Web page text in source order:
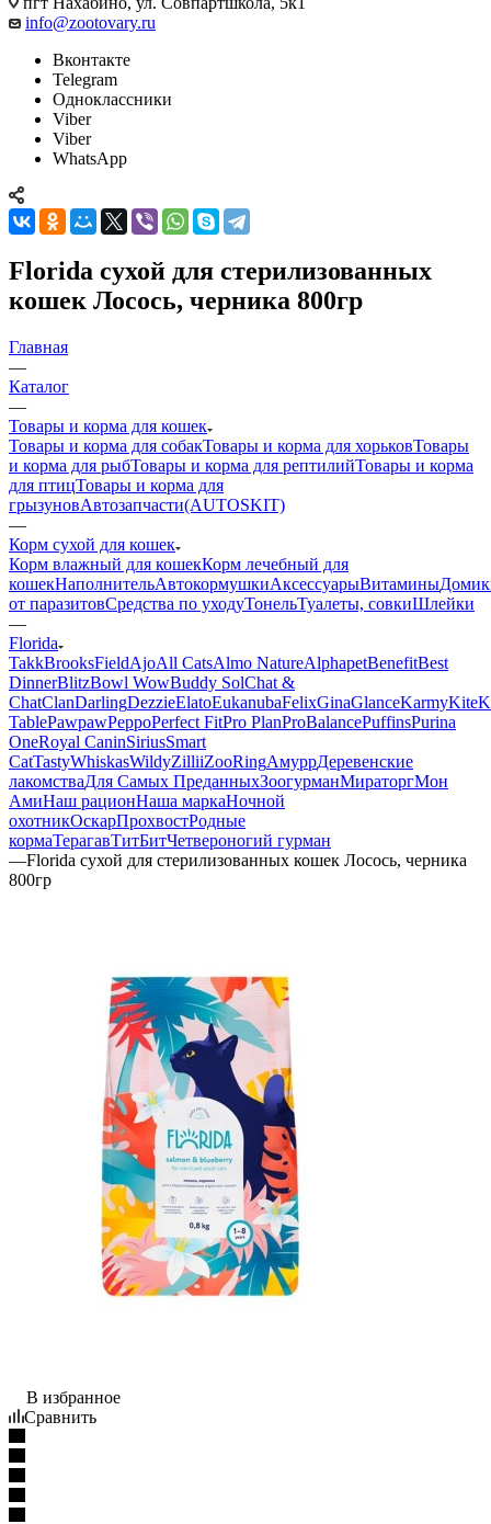
info@zootovary.ru
Вконтакте
Telegram
Одноклассники
Viber
Viber
WhatsApp
Florida сухой для стерилизованных
кошек Лосось, черника 800гр
Главная
—
Каталог
—
Товары и корма для кошек
Товары и корма для собакТовары и корма для хорьковТовары
и корма для рыбТовары и корма для рептилийТовары и корма
для птицТовары и корма для
грызуновАвтозапчасти(AUTOSKIT)
—
Корм сухой для кошек
Корм влажный для кошекКорм лечебный для
кошекНаполнительАвтокормушкиАксессуарыВитамины
от паразитовСредства по уходуТонельТуалеты, совкиШлейки
—
Florida
TakkBrooksFieldAjoAll CatsAlmo NatureAlphapetBenefitBest
DinnerBlitzBowl WowBuddy SolChat &
ChatClanDarlingDezzieElatoEukanubaFelixGinaGlanceKarmy
TablePawpawPeppoPerfect FitPro PlanProBalancePuffinsPurina
OneRoyal CaninSiriusSmart
CatTastyWhiskasWildyZilliiZooRingАмуррДеревенские
лакомстваДля Самых ПреданныхЗоогурманМираторгМон
АмиНаш рационНаша маркаНочной
охотникОскарПрохвостРодные
кормаТерагавТитБитЧетвероногий гурман
—Florida сухой для стерилизованных кошек Лосось, черника
800гр
В избранное
Сравнить